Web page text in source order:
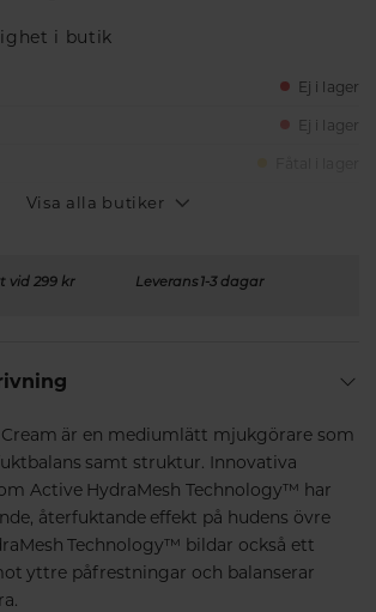
i butik
Ej i lager
Ej i lager
Visa alla butiker
vid 299 kr Leverans 1-3 dagar
är en mediumlätt mjukgörare som
samt struktur. Innovativa
Active HydraMesh Technology™ har
återfuktande effekt på hudens övre
Technology™ bildar också ett
yttre påfrestningar och balanserar